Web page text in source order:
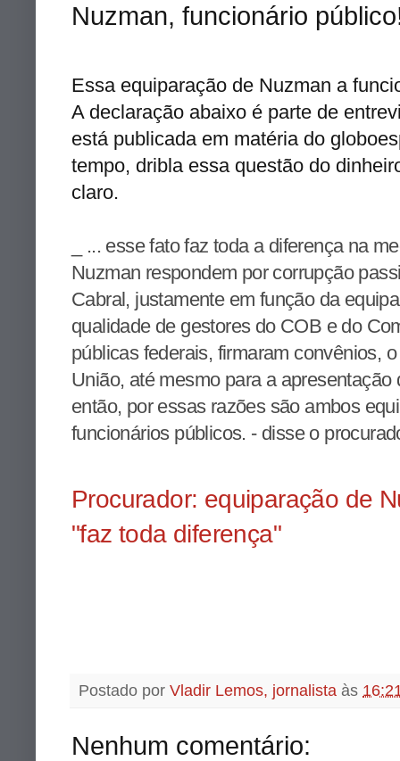
Nuzman, funcionário
Essa equiparação de Nuzman a
A declaração abaixo é parte de
está publicada em matéria do
tempo, dribla essa questão do
claro.
_ ... esse fato faz toda a diferença na
Nuzman respondem por corrupção
Cabral, justamente em função da
qualidade de gestores do COB e do
públicas federais, firmaram convênios,
União, até mesmo para a
então, por essas razões são ambos
funcionários públicos. - disse o
Procurador: equiparação de
"faz toda diferença"
Postado por Vladir Lemos, jornalista às
Nenhum comentário: